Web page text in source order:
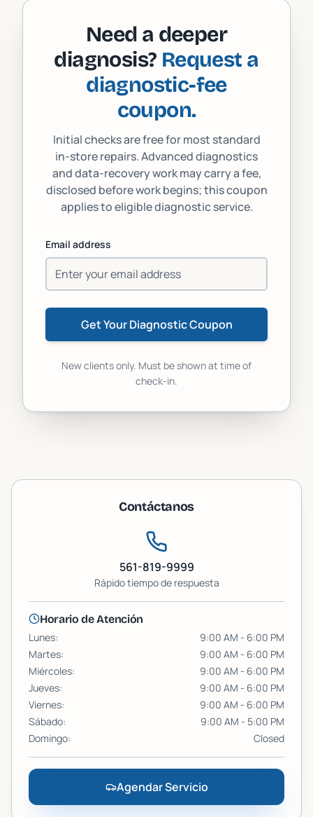
Need a deeper
diagnosis? Request a
diagnostic-fee
coupon.
Initial checks are free for most standard
in-store repairs. Advanced diagnostics
and data-recovery work may carry a fee,
disclosed before work begins; this coupon
applies to eligible diagnostic service.
Email address
Get Your Diagnostic Coupon
New clients only. Must be shown at time of
check-in.
Contáctanos
561-819-9999
Rápidotiempo de respuesta
Horario de Atención
Lunes:
9:00 AM - 6:00 PM
Martes:
9:00 AM - 6:00 PM
Miércoles:
9:00 AM - 6:00 PM
Jueves:
9:00 AM - 6:00 PM
Viernes:
9:00 AM - 6:00 PM
Sábado:
9:00 AM - 5:00 PM
Domingo: Closed
Agendar Servicio